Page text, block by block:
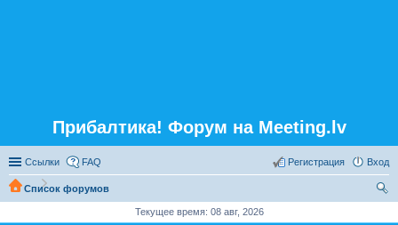
Прибалтика! Форум на Meeting.lv
Ссылки FAQ Вход
Регистрация
Список форумов
Текущее время: 08 авг, 2026